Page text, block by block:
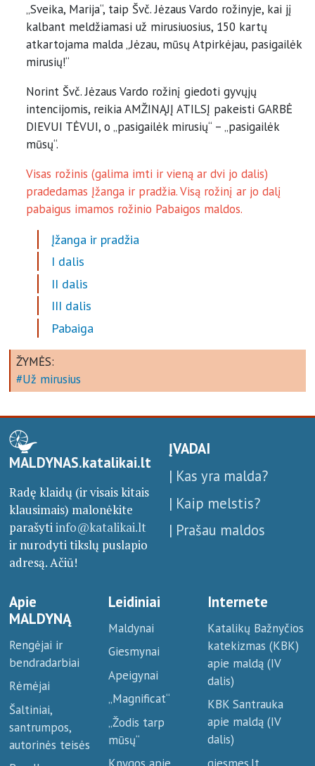
„Sveika, Marija“, taip Švč. Jėzaus Vardo rožinyje, kai jį
kalbant meldžiamasi už mirusiuosius, 150 kartų
atkartojama malda „Jėzau, mūsų Atpirkėjau, pasigailėk
mirusių!“
Norint Švč. Jėzaus Vardo rožinį giedoti gyvųjų
intencijomis, reikia AMŽINĄJĮ ATILSĮ pakeisti GARBĖ
DIEVUI TĖVUI, o „pasigailėk mirusių“ – „pasigailėk
mūsų“.
Visas rožinis (galima imti ir vieną ar dvi jo dalis)
pradedamas Įžanga ir pradžia. Visą rožinį ar jo dalį
pabaigus imamos rožinio Pabaigos maldos.
Įžanga ir pradžia
I dalis
II dalis
III dalis
Pabaiga
ŽYMĖS:
Už mirusius
MALDYNAS.katalikai.lt
Radę klaidų (ir visais kitais
klausimais) malonėkite
parašytiinfo@katalikai.lt
ir nurodyti tikslų puslapio
adresą. Ačiū!
ĮVADAI
| Kas yra malda?
| Kaip melstis?
| Prašau maldos
Apie
MALDYNĄ
Rengėjai ir
bendradarbiai
Rėmėjai
Šaltiniai,
santrumpos,
autorinės teisės
Leidiniai
Maldynai
Giesmynai
Apeigynai
„Magnificat“
„Žodis tarp
mūsų“
Internete
Katalikų Bažnyčios
katekizmas (KBK)
apie maldą (IV
dalis)
KBK Santrauka
apie maldą (IV
dalis)